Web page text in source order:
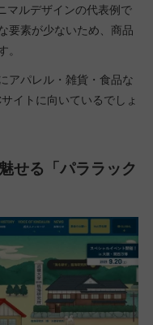
マルデザインの代表例で
要素が少ないため、商品
。
アパレル・雑貨・食品な
イトに向いているでしょ
せる「パララック